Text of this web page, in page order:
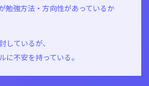
勉強方法・方向性があっているか
しているが、
に不安を持っている。